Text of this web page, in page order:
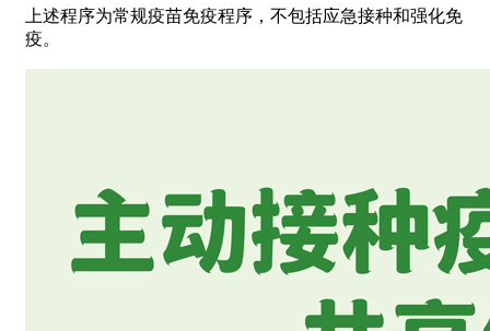
上述程序为常规疫苗免疫程序，不包括应急接种和强化免
疫。